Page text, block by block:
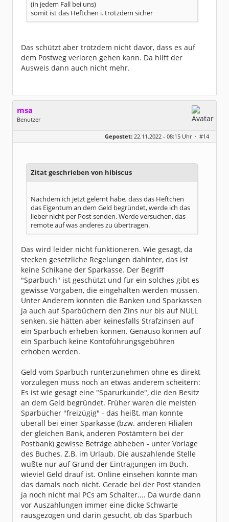
(in jedem Fall bei uns)
somit ist das Heftchen i. trotzdem sicher
Das schützt aber trotzdem nicht davor, dass es auf
dem Postweg verloren gehen kann. Da hilft der
Ausweis dann auch nicht mehr.
msa
Benutzer
Alter:
63
Gepostet: 22.11.2022 - 08:15 Uhr · #14
Zitat geschrieben von hibiscus
Nachdem ich jetzt gelernt habe, dass das Heftchen
das Eigentum an dem Geld begründet, werde ich das
lieber nicht per Post senden. Werde versuchen, das
remote auf was anderes zu übertragen.
Das wird leider nicht funktioneren. Wie gesagt, da
stecken gesetzliche Regelungen dahinter, das ist
keine Schikane der Sparkasse. Der Begriff
"Sparbuch" ist geschützt und für ein solches gibt es
gewisse Vorgaben, die eingehalten werden müssen.
Unter Anderem konnten die Banken und Sparkassen
ja auch auf Sparbüchern den Zins nur bis auf NULL
senken, sie hätten aber keinesfalls Strafzinsen auf
ein Sparbuch erheben können. Genauso können auf
ein Sparbuch keine Kontoführungsgebühren
erhoben werden.
Geld vom Sparbuch runterzunehmen ohne es direkt
vorzulegen muss noch an etwas anderem scheitern:
Es ist wie gesagt eine "Sparurkunde", die den Besitz
an dem Geld begründet. Früher waren die meisten
Sparbücher "freizügig" - das heißt, man konnte
überall bei einer Sparkasse (bzw. anderen Filialen
der gleichen Bank, anderen Postämtern bei der
Postbank) gewisse Beträge abheben - unter Vorlage
des Buches. Z.B. im Urlaub. Die auszahlende Stelle
wußte nur auf Grund der Eintragungen im Buch,
wieviel Geld drauf ist. Online einsehen konnte man
das damals noch nicht. Gerade bei der Post standen
ja noch nicht mal PCs am Schalter.... Da wurde dann
vor Auszahlungen immer eine dicke Schwarte
rausgezogen und darin gesucht, ob das Sparbuch